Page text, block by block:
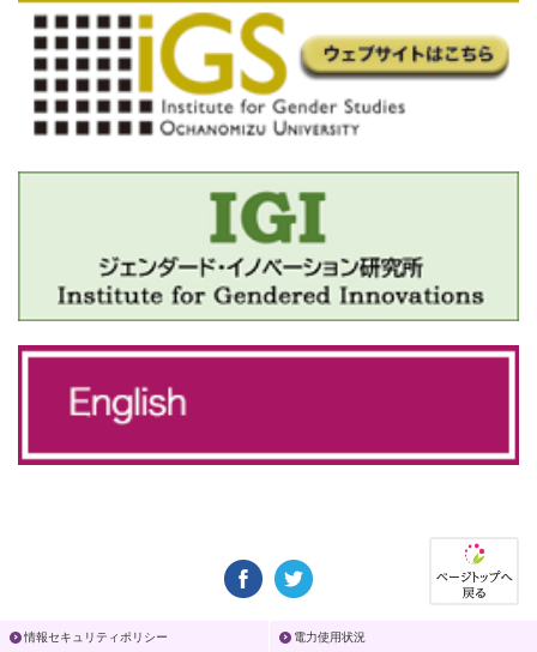
情報セキュリティポリシー 電力使用状況